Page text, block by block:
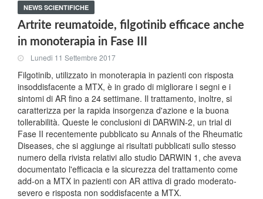
NEWS SCIENTIFICHE
Artrite reumatoide, filgotinib efficace anche
in monoterapia in Fase III
Lunedi 11 Settembre 2017
Filgotinib, utilizzato in monoterapia in pazienti con risposta
insoddisfacente a MTX, è in grado di migliorare i segni e i
sintomi di AR fino a 24 settimane. Il trattamento, inoltre, si
caratterizza per la rapida insorgenza d'azione e la buona
tollerabilità. Queste le conclusioni di DARWIN-2, un trial di
Fase II recentemente pubblicato su Annals of the Rheumatic
Diseases, che si aggiunge ai risultati pubblicati sullo stesso
numero della rivista relativi allo studio DARWIN 1, che aveva
documentato l'efficacia e la sicurezza del trattamento come
add-on a MTX in pazienti con AR attiva di grado moderato-
severo e risposta non soddisfacente a MTX.